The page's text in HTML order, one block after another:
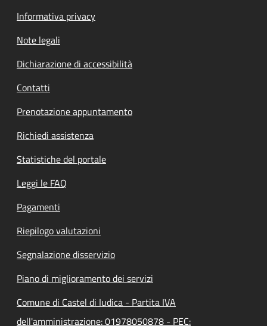
Informativa privacy
Note legali
Dichiarazione di accessibilità
Contatti
Prenotazione appuntamento
Richiedi assistenza
Statistiche del portale
Leggi le FAQ
Pagamenti
Riepilogo valutazioni
Segnalazione disservizio
Piano di miglioramento dei servizi
Comune di Castel di Iudica - Partita IVA
dell'amministrazione: 01978050878 - PEC: